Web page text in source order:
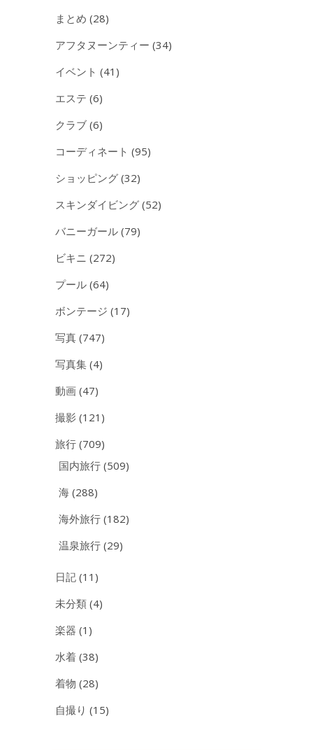
まとめ (28)
アフタヌーンティー (34)
イベント (41)
エステ (6)
クラブ (6)
コーディネート (95)
ショッピング (32)
スキンダイビング (52)
バニーガール (79)
ビキニ (272)
プール (64)
ボンテージ (17)
写真 (747)
写真集 (4)
動画 (47)
撮影 (121)
旅行 (709)
国内旅行 (509)
海 (288)
海外旅行 (182)
温泉旅行 (29)
日記 (11)
未分類 (4)
楽器 (1)
水着 (38)
着物 (28)
自撮り (15)